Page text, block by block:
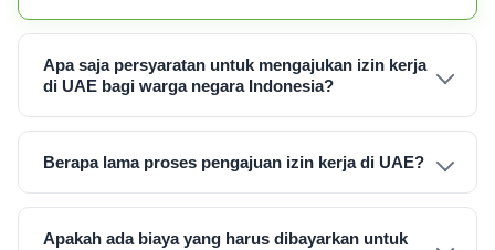
Apa saja persyaratan untuk mengajukan izin kerja
di UAE bagi warga negara Indonesia?
Berapa lama proses pengajuan izin kerja di UAE?
Apakah ada biaya yang harus dibayarkan untuk